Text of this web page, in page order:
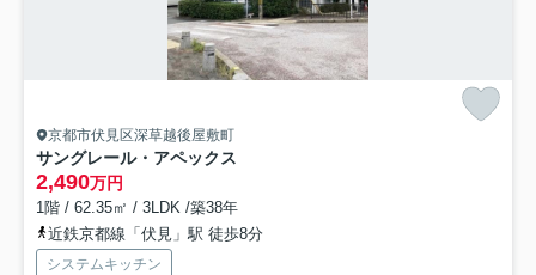
京都市伏見区深草越後屋敷町
サングレール・アペックス
2,490万円
1階 / 62.35㎡ / 3LDK /築38年
近鉄京都線「伏見」駅 徒歩8分
システムキッチン